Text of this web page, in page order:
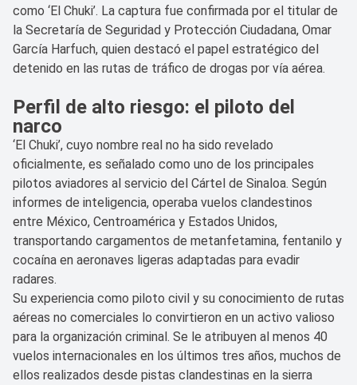
como ‘El Chuki’. La captura fue confirmada por el titular de
la Secretaría de Seguridad y Protección Ciudadana, Omar
García Harfuch, quien destacó el papel estratégico del
detenido en las rutas de tráfico de drogas por vía aérea.
Perfil de alto riesgo: el piloto del
narco
‘El Chuki’, cuyo nombre real no ha sido revelado
oficialmente, es señalado como uno de los principales
pilotos aviadores al servicio del Cártel de Sinaloa. Según
informes de inteligencia, operaba vuelos clandestinos
entre México, Centroamérica y Estados Unidos,
transportando cargamentos de metanfetamina, fentanilo y
cocaína en aeronaves ligeras adaptadas para evadir
radares.
Su experiencia como piloto civil y su conocimiento de rutas
aéreas no comerciales lo convirtieron en un activo valioso
para la organización criminal. Se le atribuyen al menos 40
vuelos internacionales en los últimos tres años, muchos de
ellos realizados desde pistas clandestinas en la sierra